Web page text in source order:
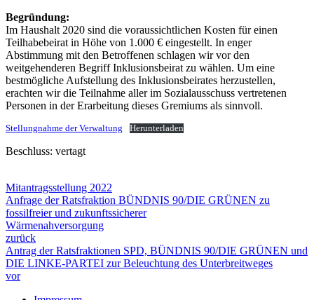
Begründung:
Im Haushalt 2020 sind die voraussichtlichen Kosten für einen
Teilhabebeirat in Höhe von 1.000 € eingestellt. In enger
Abstimmung mit den Betroffenen schlagen wir vor den
weitgehenderen Begriff Inklusionsbeirat zu wählen. Um eine
bestmögliche Aufstellung des Inklusionsbeirates herzustellen,
erachten wir die Teilnahme aller im Sozialausschuss vertretenen
Personen in der Erarbeitung dieses Gremiums als sinnvoll.
Stellungnahme der Verwaltung Herunterladen
Beschluss: vertagt
Mitantragsstellung 2022
Anfrage der Ratsfraktion BÜNDNIS 90/DIE GRÜNEN zu
fossilfreier und zukunftssicherer
Wärmenahversorgung
zurück
Antrag der Ratsfraktionen SPD, BÜNDNIS 90/DIE GRÜNEN und
DIE LINKE-PARTEI zur Beleuchtung des Unterbreitweges
vor